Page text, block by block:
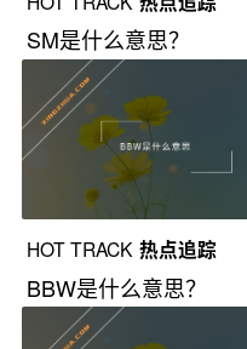
SM是什么意思？
HOT TRACK 热点追踪
BBW是什么意思？